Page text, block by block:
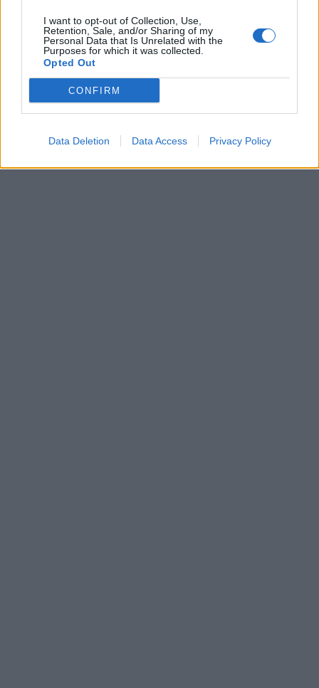
I want to opt-out of Collection, Use,
Retention, Sale, and/or Sharing of my
Personal Data that Is Unrelated with the
Purposes for which it was collected.
Opted Out
CONFIRM
Data Deletion Data Access Privacy Policy